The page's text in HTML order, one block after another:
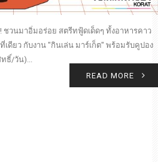
ชวนมาอิ่มอร่อย สตรีทฟู้ดเด็ดๆ ทั้งอาหารคาว
ดียว กับงาน "กินเล่น มาร์เก็ต" พร้อมรับคูปอง
ทธิ์/วัน)...
READ MORE